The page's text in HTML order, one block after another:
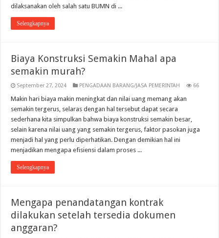
dilaksanakan oleh salah satu BUMN di ...
Selengkapnya
Biaya Konstruksi Semakin Mahal apa
semakin murah?
September 27, 2024 PENGADAAN BARANG/JASA PEMERINTAH 66
Makin hari biaya makin meningkat dan nilai uang memang akan
semakin tergerus, selaras dengan hal tersebut dapat secara
sederhana kita simpulkan bahwa biaya konstruksi semakin besar,
selain karena nilai uang yang semakin tergerus, faktor pasokan juga
menjadi hal yang perlu diperhatikan. Dengan demikian hal ini
menjadikan mengapa efisiensi dalam proses ...
Selengkapnya
Mengapa penandatangan kontrak
dilakukan setelah tersedia dokumen
anggaran?